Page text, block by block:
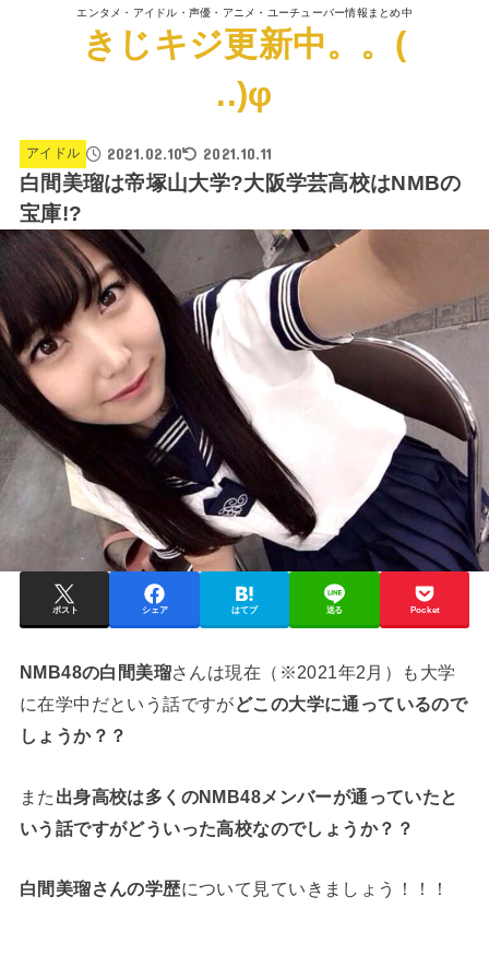
エンタメ・アイドル・声優・アニメ・ユーチューバー情報まとめ中
きじキジ更新中。。(
..)φ
アイドル 2021.02.10 2021.10.11
白間美瑠は帝塚山大学?大阪学芸高校はNMBの
宝庫!?
ポスト シェア はてブ 送る Pocket
NMB48の白間美瑠さんは現在（※2021年2月）も大学
に在学中だという話ですがどこの大学に通っているので
しょうか？？
また 出身高校は多くのNMB48メンバーが通っていたと
いう話ですがどういった高校なのでしょうか？？
白間美瑠さんの学歴について見ていきましょう！！！